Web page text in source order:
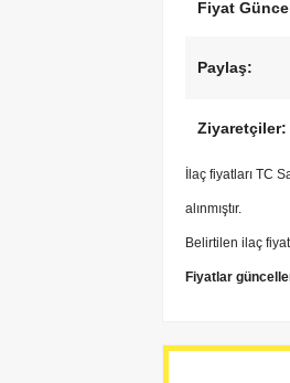
Fiyat
Paylaş:
Ziyaretçiler:
İlaç fiyatları TC
alınmıştır.
Belirtilen ilaç
Fiyatlar